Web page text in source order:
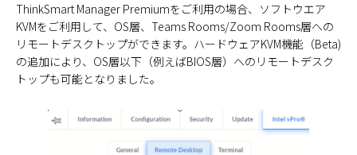
ThinkSmart Manager Premiumをご利用の場合、ソフトウエア
KVMをご利用して、OS層、Teams Rooms/Zoom Rooms層への
リモートデスクトップができます。ハードウェアKVM機能（Beta)
の追加により、OS層以下（例えばBIOS層）へのリモートデスク
トップも可能となりました。